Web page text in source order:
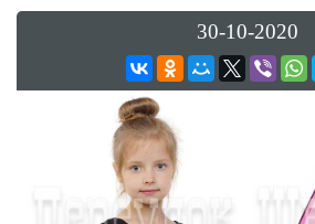
30-10-2020